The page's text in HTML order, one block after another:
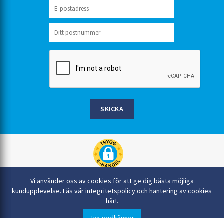
Vi använder oss av cookies för att ge dig bästa möjliga
kundupplevelse. Läs vår integritetspolicy och hantering av cookies
här!.
SKICKA
Rinkaby Rör AB, Box 54, 296 21 Åhus
044-22 54 90
info@rinkabyror.se
© Alla rättigheter tillhör Rinkaby Rör AB